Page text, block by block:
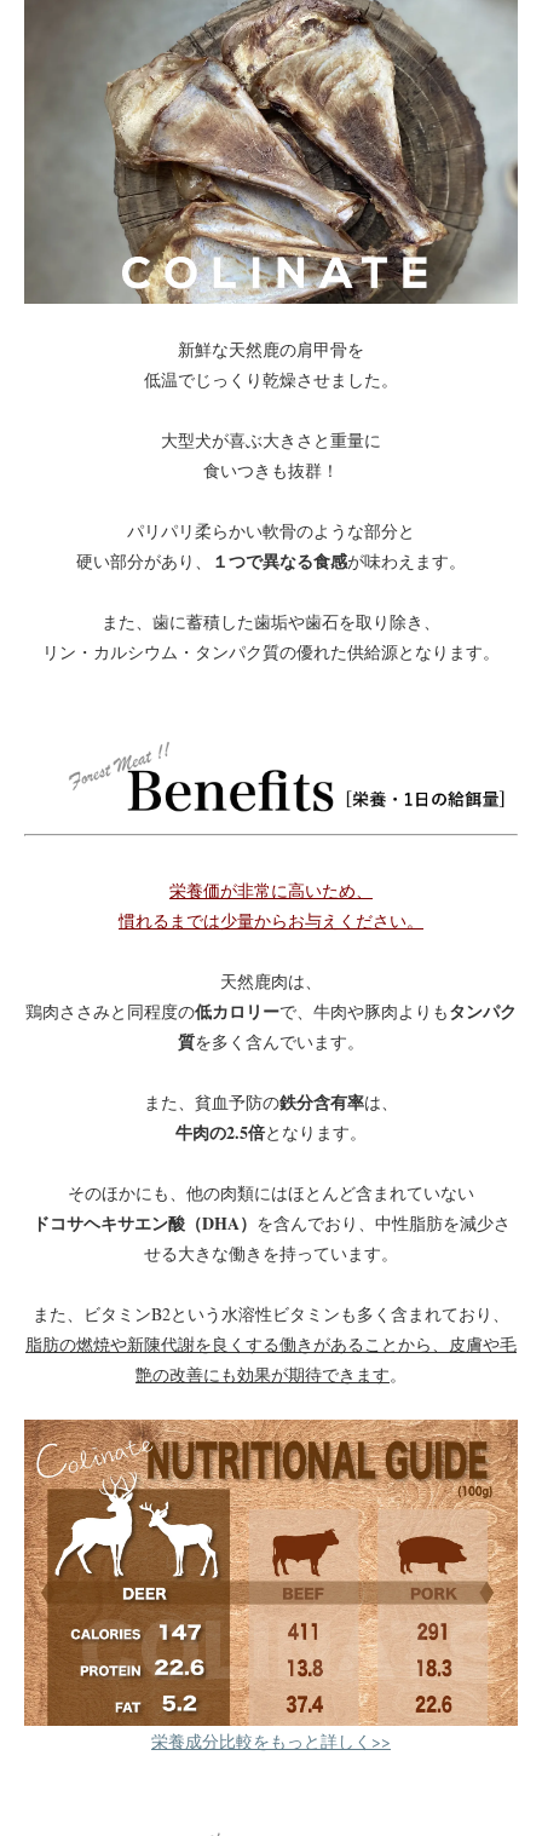
新鮮な天然鹿の肩甲骨を
低温でじっくり乾燥させました。
大型犬が喜ぶ大きさと重量に
食いつきも抜群！
パリパリ柔らかい軟骨のような部分と
硬い部分があり、
１つで異なる食感が味わえます。
また、歯に蓄積した歯垢や歯石を取り除き、
リン・カルシウム・タンパク質の優れた供給源となります。
栄養価が非常に高いため、
慣れるまでは少量からお与えください。
天然鹿肉は、
鶏肉ささみと同程度の低カロリーで、牛肉や豚肉よりもタンパク
質を多く含んでいます。
また、貧血予防の鉄分含有率は、
牛肉の2.5倍となります。
そのほかにも、他の肉類にはほとんど含まれていない
ドコサヘキサエン酸（DHA） を含んでおり、中性脂肪を減少さ
せる大きな働きを持っています。
また、ビタミンB2という水溶性ビタミンも多く含まれており、
脂肪の燃焼や新陳代謝を良くする働きがあることから、皮膚や毛
艶の改善にも効果が期待できます。
栄養成分比較をもっと詳しく>>